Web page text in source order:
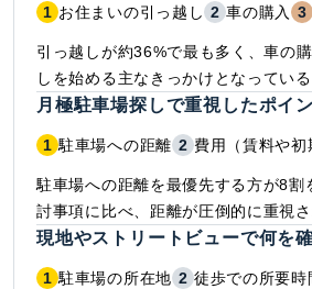
1 お住まいの引っ越し 2 車の購入 3
引っ越しが約36%で最も多く、車の
しを始める主なきっかけとなってい
月極駐車場探しで重視したポイ
1 駐車場への距離 2 費用（賃料や
駐車場への距離を最優先する方が8
討事項に比べ、距離が圧倒的に重視
現地やストリートビューで何を
1 駐車場の所在地 2 徒歩での所要時